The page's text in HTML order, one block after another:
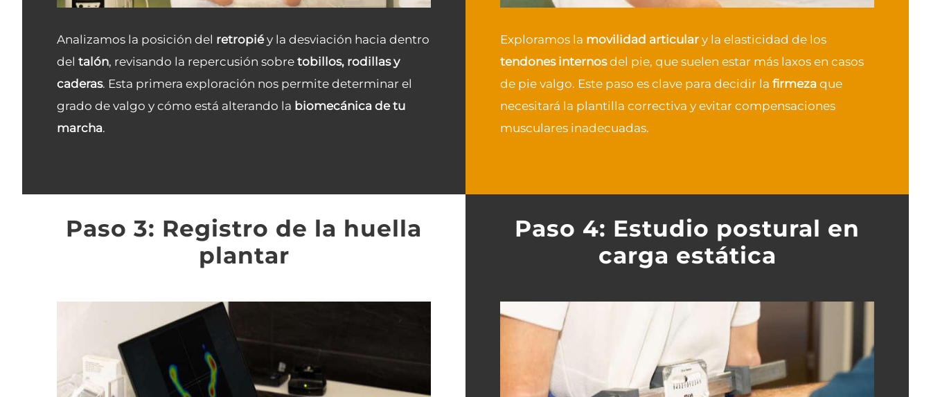
Analizamos la posición del retropiéy la desviación hacia dentro
del talón, revisando la repercusión sobre tobillos, rodillas y
caderas. Esta primera exploración nos permite determinar el
grado de valgo y cómo está alterando la biomecánica de tu
marcha.
Exploramos la movilidad articular y la elasticidad de los
tendones internosdel pie, que suelen estar más laxos en casos
de pie valgo. Este paso es clave para decidir la firmeza que
necesitará la plantilla correctiva y evitar compensaciones
musculares inadecuadas.
Paso 3: Registro de la huella
plantar
Paso 4: Estudio postural en
carga estática